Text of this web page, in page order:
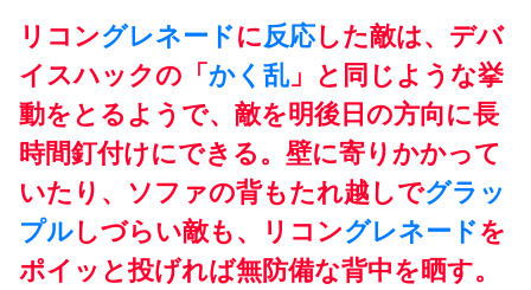
リコングレネードに反応した敵は、デバ
イスハックの「かく乱」と同じような挙
動をとるようで、敵を明後日の方向に長
時間釘付けにできる。壁に寄りかかって
いたり、ソファの背もたれ越しでグラッ
プルしづらい敵も、リコングレネードを
ポイッと投げれば無防備な背中を晒す。